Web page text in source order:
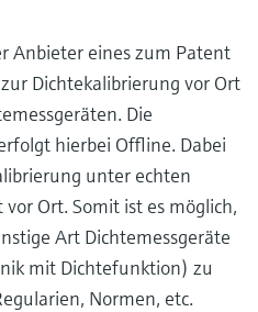
Anbieter eines zum Patent
Dichtekalibrierung vor Ort
Die
hierbei Offline. Dabei
unter echten
Ort. Somit ist es möglich,
Art Dichtemessgeräte
mit Dichtefunktion) zu
Normen, etc.